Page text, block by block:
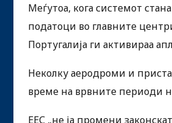
Меѓутоа, кога системот
податоци во главните
Португалија ги активираа
Неколку аеродроми и
време на врвните периоди
ЕЕС „не ја промени